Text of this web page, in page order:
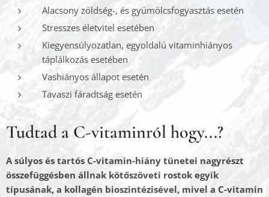
Alacsony zöldség-, és gyümölcsfogyasztás esetén
Stresszes életvitel esetében
Kiegyensúlyozatlan, egyoldalú vitaminhiányos
táplálkozás esetében
Vashiányos állapot esetén
Tavaszi fáradtság esetén
Tudtad a C-vitaminról hogy...?
A súlyos és tartós C-vitamin-hiány tünetei nagyrészt
összefüggésben állnak kötőszöveti rostok egyik
típusának, a kollagén bioszintézisével, mivel a C-vitamin